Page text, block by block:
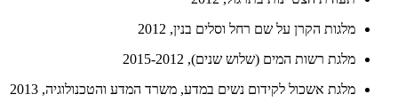
מלגות הקרן על שם רחל וסלים בנין, 2012
מלגת רשות המים (שלוש שנים), 2015-2012
מלגת אשכול לקידום נשים במדע, משרד המדע והטכנולוגיה, 2013